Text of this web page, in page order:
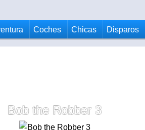
Coches Chicas Disparos
Bob the Robber 3